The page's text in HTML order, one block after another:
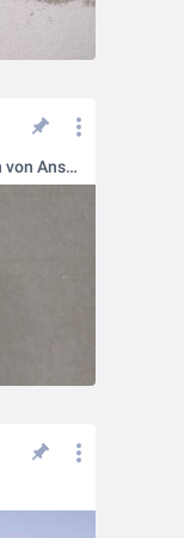
Handwerker Tipps - das Erstellen von Anschlüssen in Trockenbauwänden